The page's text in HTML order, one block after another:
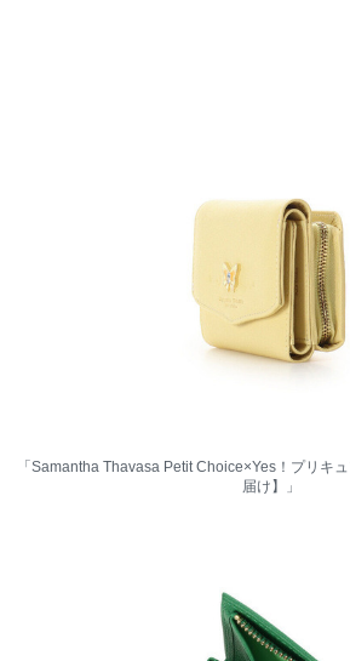
「Samantha Thavasa Petit Choice×Yes！プリキ
届け】」